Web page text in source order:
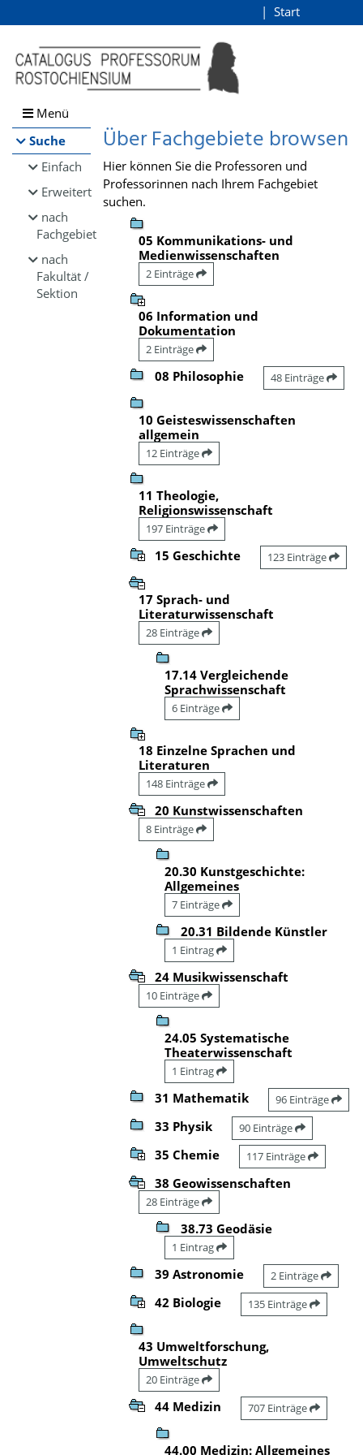
Browsen
direkt zum Inhalt
Start
Menü
Suche
Einfach
Erweitert
nach
Fachgebiet
nach
Fakultät /
Sektion
Über Fachgebiete browsen
Hier können Sie die Professoren und
Professorinnen nach Ihrem Fachgebiet
suchen.
05 Kommunikations- und
Medienwissenschaften
2 Einträge
06 Information und
Dokumentation
2 Einträge
08 Philosophie 48 Einträge
10 Geisteswissenschaften
allgemein
12 Einträge
11 Theologie,
Religionswissenschaft
197 Einträge
15 Geschichte 123 Einträge
17 Sprach- und
Literaturwissenschaft
28 Einträge
17.14 Vergleichende
Sprachwissenschaft
6 Einträge
18 Einzelne Sprachen und
Literaturen
148 Einträge
20 Kunstwissenschaften
8 Einträge
20.30 Kunstgeschichte:
Allgemeines
7 Einträge
20.31 Bildende Künstler
1 Eintrag
24 Musikwissenschaft
10 Einträge
24.05 Systematische
Theaterwissenschaft
1 Eintrag
31 Mathematik 96 Einträge
33 Physik 90 Einträge
35 Chemie 117 Einträge
38 Geowissenschaften
28 Einträge
38.73 Geodäsie
1 Eintrag
39 Astronomie 2 Einträge
42 Biologie 135 Einträge
43 Umweltforschung,
Umweltschutz
20 Einträge
44 Medizin 707 Einträge
44.00 Medizin: Allgemeines